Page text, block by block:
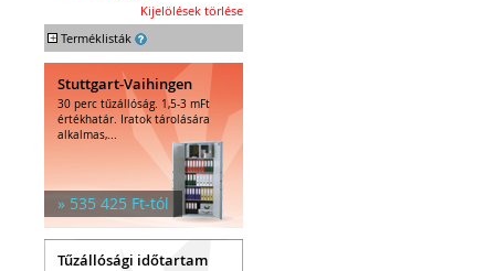
Kijelölések törlése
+ Terméklisták
Stuttgart-Vaihingen
30 perc tűzállóság. 1,5-3 mFt
értékhatár. Iratok tárolására
alkalmas,...
» 535 425 Ft-tól
Tűzállósági időtartam